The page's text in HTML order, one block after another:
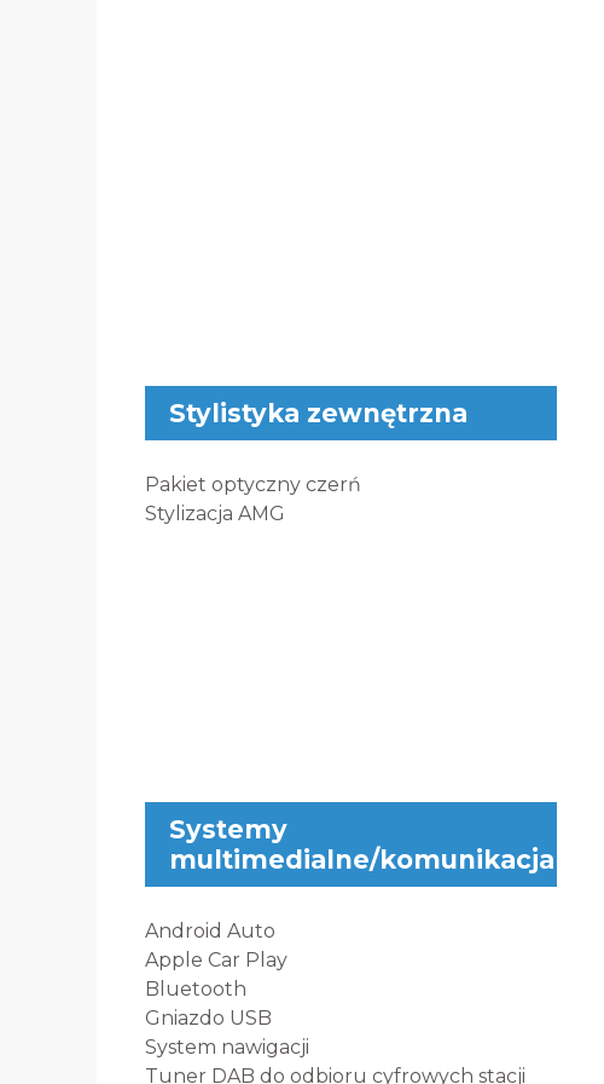
Stylistyka zewnętrzna
Pakiet optyczny czerń
Stylizacja AMG
Systemy
multimedialne/komunikacja
Android Auto
Apple Car Play
Bluetooth
Gniazdo USB
System nawigacji
Tuner DAB do odbioru cyfrowych stacji